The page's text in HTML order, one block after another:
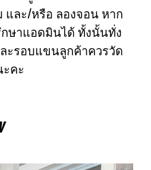
และ/หรือ ลองจอน หาก
ษาแอดมินได้ ทั้งนั้นทั่ง
ะรอบแขนลูกค้าควรวัด
ะคะ